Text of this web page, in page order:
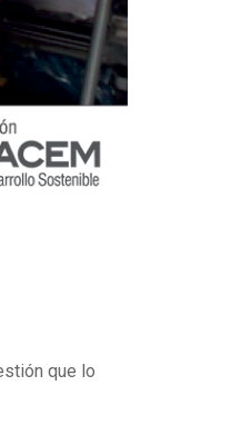
que lo